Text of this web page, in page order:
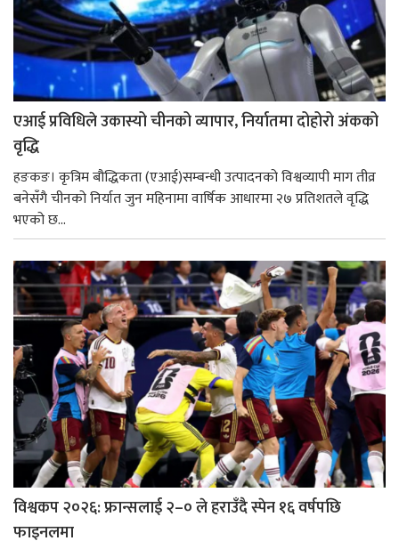
एआई प्रविधिले उकास्यो चीनको व्यापार, निर्यातमा दोहोरो अंकको
वृद्धि
हङकङ। कृत्रिम बौद्धिकता (एआई)सम्बन्धी उत्पादनको विश्वव्यापी माग तीव्र
बनेसँगै चीनको निर्यात जुन महिनामा वार्षिक आधारमा २७ प्रतिशतले वृद्धि
भएको छ...
विश्वकप २०२६: फ्रान्सलाई २–० ले हराउँदै स्पेन १६ वर्षपछि
फाइनलमा